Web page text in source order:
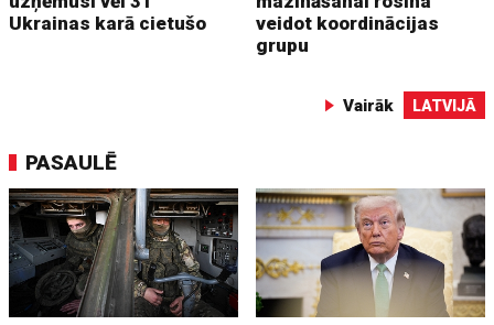
Ukrainas karā cietušo
veidot koordinācijas
grupu
Vairāk LATVIJĀ
PASAULĒ